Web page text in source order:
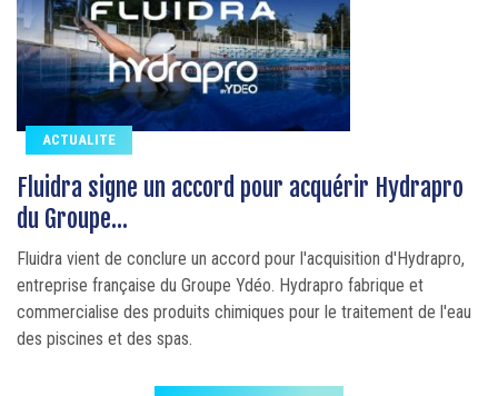
ACTUALITE
Fluidra signe un accord pour acquérir Hydrapro
du Groupe...
Fluidra vient de conclure un accord pour l'acquisition d'Hydrapro,
entreprise française du Groupe Ydéo. Hydrapro fabrique et
commercialise des produits chimiques pour le traitement de l'eau
des piscines et des spas.